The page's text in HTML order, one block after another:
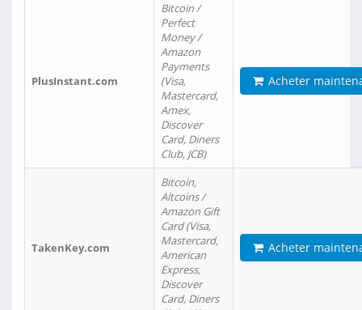
PlusInstant.com
Bitcoin /
Perfect
Money /
Amazon
Payments
(Visa,
Mastercard,
Amex,
Discover
Card, Diners
Club, JCB)
Acheter
TakenKey.com
Bitcoin,
Altcoins /
Amazon Gift
Card (Visa,
Mastercard,
American
Express,
Discover
Card, Diners
Acheter